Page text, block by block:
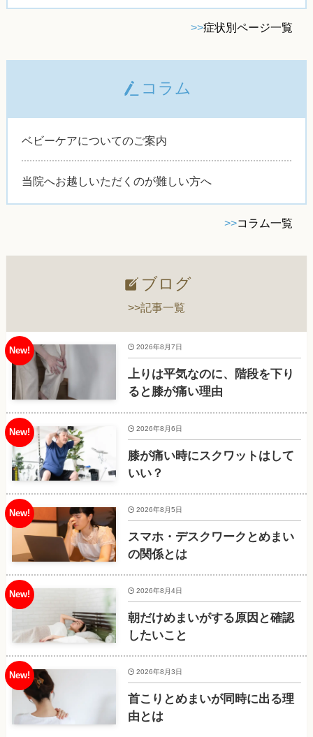
>>症状別ページ一覧
コラム
ベビーケアについてのご案内
当院へお越しいただくのが難しい方へ
>>コラム一覧
ブログ
>>記事一覧
上りは平気なのに、階段を下り
ると膝が痛い理由
2026年8月7日
膝が痛い時にスクワットはして
いい？
2026年8月6日
スマホ・デスクワークとめまい
の関係とは
2026年8月5日
朝だけめまいがする原因と確認
したいこと
2026年8月4日
首こりとめまいが同時に出る理
由とは
2026年8月3日